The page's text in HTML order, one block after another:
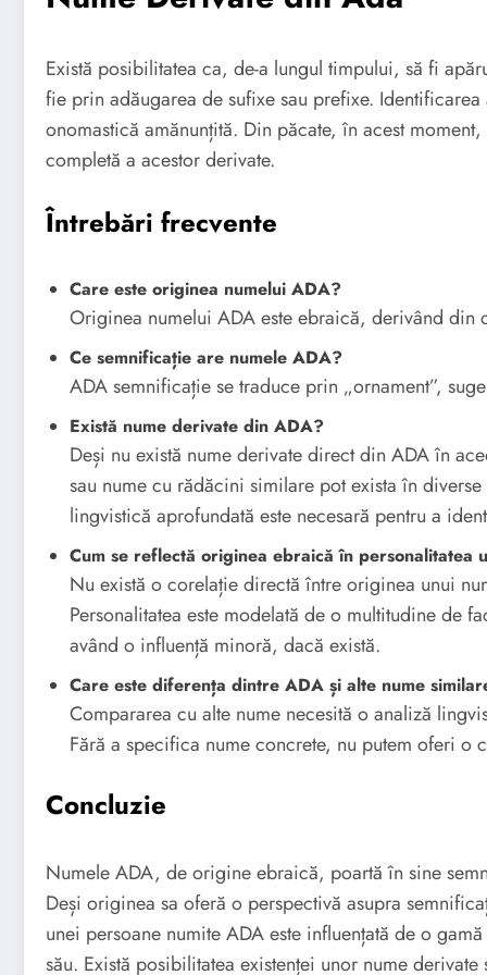
Există posibilitatea ca, de-a lungul timpului, să fi
fie prin adăugarea de sufixe sau prefixe.
onomastică amănunțită. Din păcate, în acest
completă a acestor derivate.
Întrebări frecvente
Care este originea numelui ADA?
Originea numelui ADA este ebraică, derivând din
Ce semnificație are numele ADA?
ADA semnificație se traduce prin „ornament”,
Există nume derivate din ADA?
Deși nu există nume derivate direct din ADA în
sau nume cu rădăcini similare pot exista în
lingvistică aprofundată este necesară pentru a
Cum se reflectă originea ebraică în personalitatea
Nu există o corelație directă între originea unui
Personalitatea este modelată de o multitudine de
având o influență minoră, dacă există.
Care este diferența dintre ADA și alte nume
Compararea cu alte nume necesită o analiză
Fără a specifica nume concrete, nu putem oferi o
Concluzie
Numele ADA, de origine ebraică, poartă în sine
Deși originea sa oferă o perspectivă asupra
unei persoane numite ADA este influențată de o
său. Există posibilitatea existenței unor nume